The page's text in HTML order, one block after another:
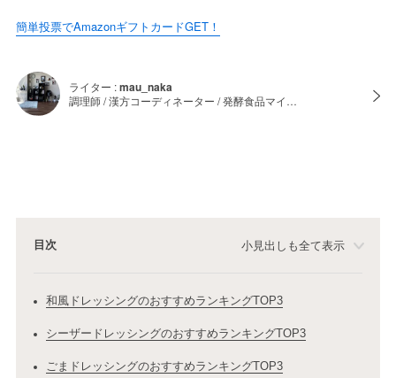
簡単投票でAmazonギフトカードGET！
ライター :mau_naka
調理師 / 漢方コーディネーター / 発酵食品マイ…
目次 小見出しも全て表示
和風ドレッシングのおすすめランキングTOP3
シーザードレッシングのおすすめランキングTOP3
ごまドレッシングのおすすめランキングTOP3